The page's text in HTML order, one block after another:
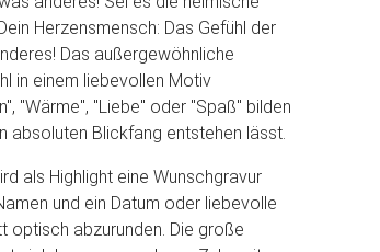
Herzensmensch: Das Gefühl der
Das außergewöhnliche
in einem liebevollen Motiv
"Wärme", "Liebe" oder "Spaß" bilden
absoluten Blickfang entstehen lässt.
als Highlight eine Wunschgravur
und ein Datum oder liebevolle
optisch abzurunden. Die große